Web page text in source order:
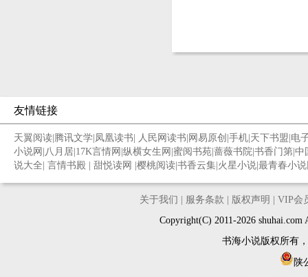
友情链接
天翼阅读 腾讯文学 凤凰读书 人民网读书 网易原创 手机 天下书盟 电
小说网 八月居 17K言情网 纵横女生网 蜜阅书苑 蔷薇书院 书香门第 中
说大全 言情书殿 甜悦读网 樱桃阅读 书香云集 火星小说 最青春小
关于我们 服务条款 版权声明
VIP会
Copyright(C) 2011-2026
书海小说版权所有
陕